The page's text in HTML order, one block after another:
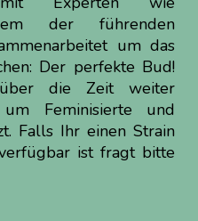
der führenden
um das
Der perfekte Bud!
die Zeit weiter
Feminisierte und
Falls Ihr einen Strain
ist fragt bitte